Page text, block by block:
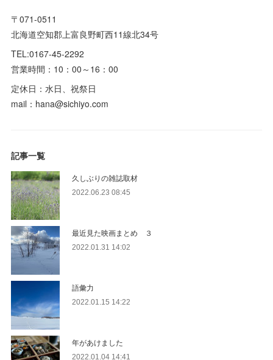
〒071-0511
北海道空知郡上富良野町西11線北34号
TEL:0167-45-2292
営業時間：10：00～16：00
定休日：水日、祝祭日
mail：hana@sichiyo.com
記事一覧
久しぶりの雑誌取材
2022.06.23 08:45
最近見た映画まとめ ３
2022.01.31 14:02
語彙力
2022.01.15 14:22
年があけました
2022.01.04 14:41